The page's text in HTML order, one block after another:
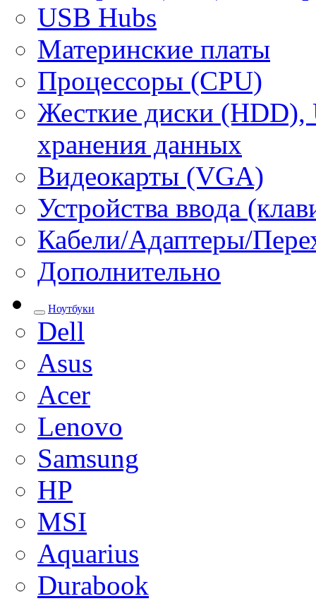
USB Hubs
Материнские платы
Процессоры (CPU)
Жесткие диски (HDD),
хранения данных
Видеокарты (VGA)
Устройства ввода
Кабели/Адаптеры/
Дополнительно
Ноутбуки
Dell
Asus
Acer
Lenovo
Samsung
HP
MSI
Aquarius
Durabook